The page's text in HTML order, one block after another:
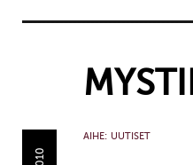
AIHE: UUTISET